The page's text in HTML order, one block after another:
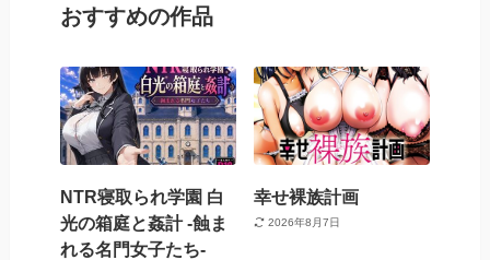
おすすめの作品
NTR寝取られ学園 白
光の箱庭と姦計 -蝕ま
れる名門女子たち-
幸せ裸族計画
2026年8月7日